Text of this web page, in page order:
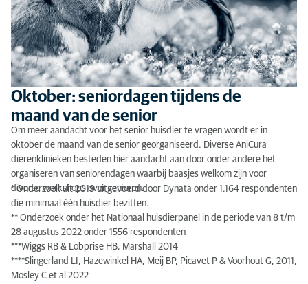
Oktober: seniordagen tijdens de
maand van de senior
Om meer aandacht voor het senior huisdier te vragen wordt er in
oktober de maand van de senior georganiseerd. Diverse AniCura
dierenklinieken besteden hier aandacht aan door onder andere het
organiseren van seniorendagen waarbij baasjes welkom zijn voor
diverse workshops over senioren.
* Onderzoek uit 2019 uitgevoerd door Dynata onder 1.164 respondenten
die minimaal één huisdier bezitten.
** Onderzoek onder het Nationaal huisdierpanel in de periode van 8 t/m
28 augustus 2022 onder 1556 respondenten
***Wiggs RB & Lobprise HB, Marshall 2014
****Slingerland LI, Hazewinkel HA, Meij BP, Picavet P & Voorhout G, 2011,
Mosley C et al 2022